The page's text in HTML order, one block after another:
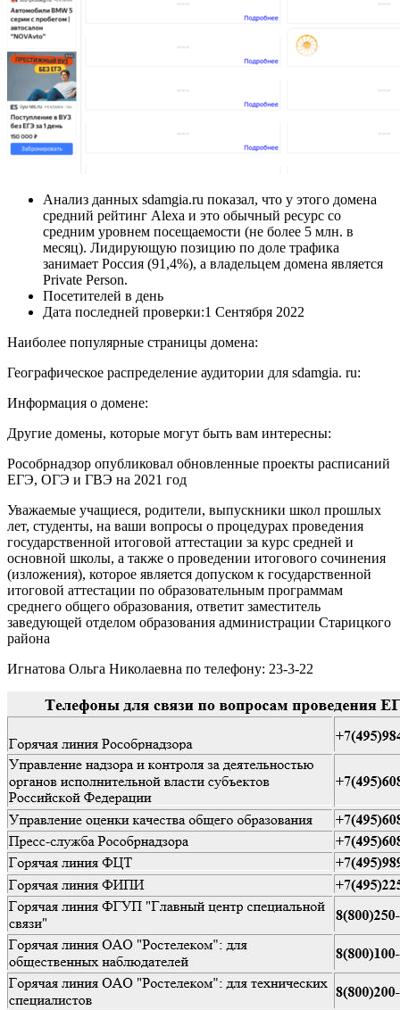
Анализ данных sdamgia.ru показал, что у этого домена
средний рейтинг Alexa и это обычный ресурс со
средним уровнем посещаемости (не более 5 млн. в
месяц). Лидирующую позицию по доле трафика
занимает Россия (91,4%), а владельцем домена является
Private Person.
Посетителей в день
Дата последней проверки:1 Сентября 2022
Наиболее популярные страницы домена:
Географическое распределение аудитории для sdamgia. ru:
Информация о домене:
Другие домены, которые могут быть вам интересны:
Рособрнадзор опубликовал обновленные проекты расписаний
ЕГЭ, ОГЭ и ГВЭ на 2021 год
Уважаемые учащиеся, родители, выпускники школ прошлых
лет, студенты, на ваши вопросы о процедурах проведения
государственной итоговой аттестации за курс средней и
основной школы, а также о проведении итогового сочинения
(изложения), которое является допуском к государственной
итоговой аттестации по образовательным программам
среднего общего образования, ответит заместитель
заведующей отделом образования администрации Старицкого
района
Игнатова Ольга Николаевна по телефону: 23-3-22